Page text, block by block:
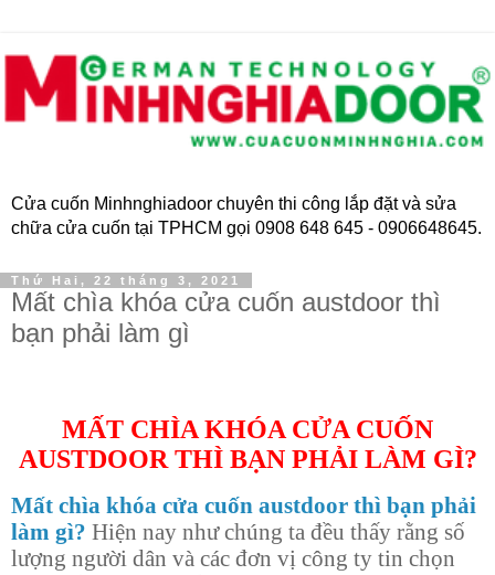
Cửa cuốn Minhnghiadoor chuyên thi công lắp đặt và sửa
chữa cửa cuốn tại TPHCM gọi 0908 648 645 - 0906648645.
Thứ Hai, 22 tháng 3, 2021
Mất chìa khóa cửa cuốn austdoor thì
bạn phải làm gì
MẤT CHÌA KHÓA CỬA CUỐN
AUSTDOOR THÌ BẠN PHẢI LÀM GÌ?
Mất chìa khóa cửa cuốn austdoor thì bạn phải
làm gì? Hiện nay như chúng ta đều thấy rằng số
lượng người dân và các đơn vị công ty tin chọn